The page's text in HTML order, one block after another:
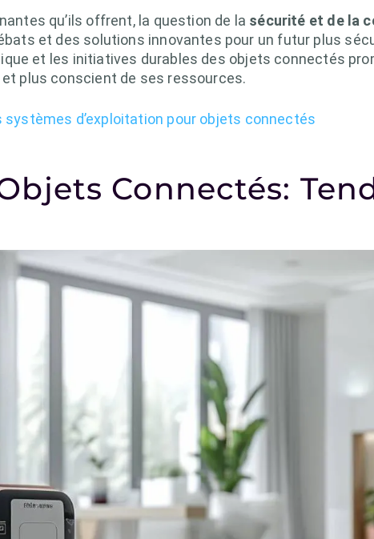
qu’ils offrent, la question de la sécurité et de la
et des solutions innovantes pour un futur plus
et les initiatives durables des objets connectés
plus conscient de ses ressources.
systèmes d’exploitation pour objets connectés
Connectés: